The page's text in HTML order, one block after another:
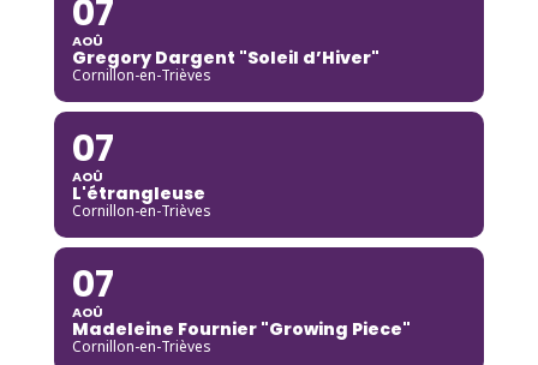
07
AOÛ
Gregory Dargent "Soleil d’Hiver"
Cornillon-en-Trièves
07
AOÛ
L'étrangleuse
Cornillon-en-Trièves
07
AOÛ
Madeleine Fournier "Growing Piece"
Cornillon-en-Trièves